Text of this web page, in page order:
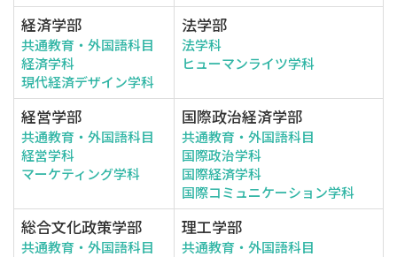
経済学部
共通教育・外国語科目
経済学科
現代経済デザイン学科
法学部
法学科
ヒューマンライツ学科
経営学部
共通教育・外国語科目
経営学科
マーケティング学科
国際政治経済学部
共通教育・外国語科目
国際政治学科
国際経済学科
国際コミュニケーション学科
総合文化政策学部
共通教育・外国語科目
理工学部
共通教育・外国語科目